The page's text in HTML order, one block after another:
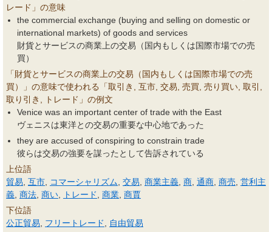
レード」の意味
the commercial exchange (buying and selling on domestic or
international markets) of goods and services
財貨とサービスの商業上の交易（国内もしくは国際市場での売
買）
「財貨とサービスの商業上の交易（国内もしくは国際市場での売
買）」の意味で使われる「取引き, 互市, 交易, 売買, 売り買い, 取引,
取り引き, トレード」の例文
Venice was an important center of trade with the East
ヴェニスは東洋との交易の重要な中心地であった
they are accused of conspiring to constrain trade
彼らは交易の強要を謀ったとして告訴されている
上位語
貿易 互市 コマーシャリズム 交易 商業主義 商 通商 商売 営利主
義 商法 商い トレード 商業 商賈
下位語
公正貿易
フリートレード
自由貿易